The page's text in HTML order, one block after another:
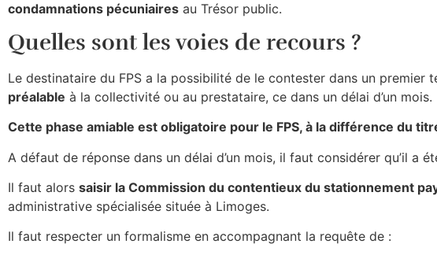
condamnations pécuniaires au Trésor public.
Quelles sont les voies de recours ?
Le destinataire du FPS a la possibilité de le contester dans un premier
préalable à la collectivité ou au prestataire, ce dans un délai d’un mois.
Cette phase amiable est obligatoire pour le FPS, à la différence du
A défaut de réponse dans un délai d’un mois, il faut considérer qu’il a
Il faut alors saisir la Commission du contentieux du stationnement
administrative spécialisée située à Limoges.
Il faut respecter un formalisme en accompagnant la requête de :